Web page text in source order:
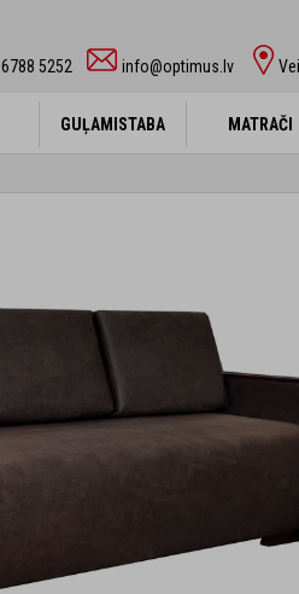
6788 5252 info@optimus.lv
GUĻAMISTABA MATRAČI
GUĻAMISTABA MATRAČI